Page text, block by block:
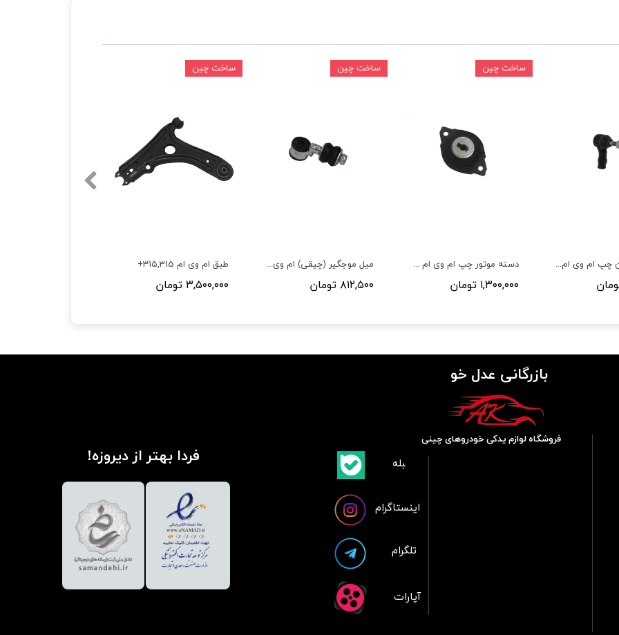
طبق ام وی ام 315,315+
۳,۵۰۰,۰۰۰ تومان
ساخت چین
میل موجگیر (چپقی) ام وی ام 315,315+
۸۱۲,۵۰۰ تومان
ساخت چین
دسته موتور چپ ام وی ام 315 پلاس, X22,315
۱,۳۰۰,۰۰۰ تومان
ساخت چین
سیبک فرمان چپ ام وی ام 315,315+
بازرگانی عدل خو
فردا بهتر از دیروزه!
فروشگاه لوازم یدکی خودروهای چینی
آپارات
تلگرام
اینستاگرام
​بلبله​​​​​​​بله